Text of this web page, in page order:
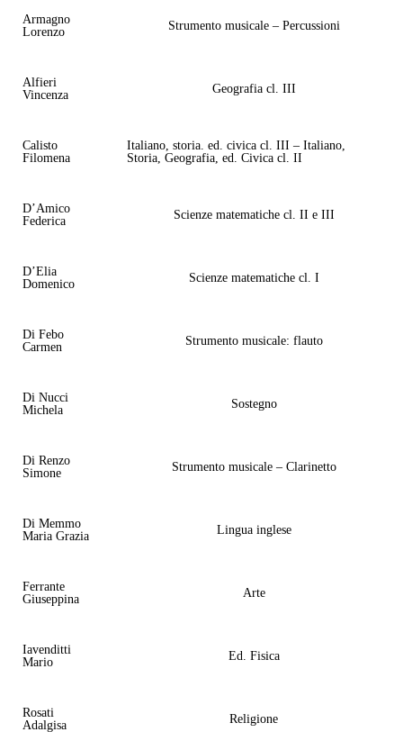
Armagno
Lorenzo
Strumento musicale – Percussioni
Alfieri
Vincenza
Geografia cl. III
Calisto
Filomena
Italiano, storia. ed. civica cl. III – Italiano,
Storia, Geografia, ed. Civica cl. II
D’Amico
Federica
Scienze matematiche cl. II e III
D’Elia
Domenico
Scienze matematiche cl. I
Di Febo
Carmen
Strumento musicale: flauto
Di Nucci
Michela
Sostegno
Di Renzo
Simone
Strumento musicale – Clarinetto
Di Memmo
Maria Grazia
Lingua inglese
Ferrante
Giuseppina
Arte
Iavenditti
Mario
Ed. Fisica
Rosati
Adalgisa
Religione